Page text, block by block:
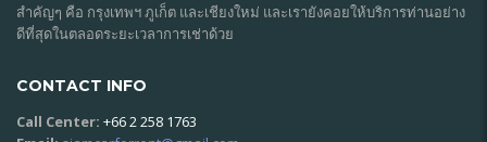
สำคัญๆ คือ กรุงเทพฯ ภูเก็ต และเชียงใหม่ และเรายังคอยให้บริการท่านอย่าง
ดีที่สุดในตลอดระยะเวลาการเช่าด้วย
CONTACT INFO
Call Center: +66 2 258 1763